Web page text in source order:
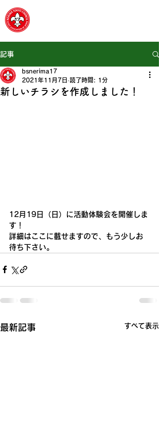
記事
新しいチラシを作成しました！
bsnerima17
2021年11月7日 読了時間: 1分
12月19日（日）に活動体験会を開催しま
す！
詳細はここに載せますので、もう少しお
待ち下さい。
最新記事 すべて表示